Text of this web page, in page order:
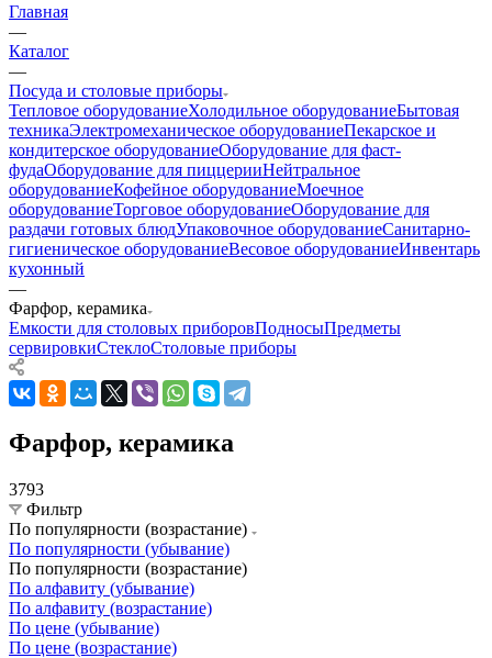
Главная
—
Каталог
—
Посуда и столовые приборы
Тепловое оборудованиеХолодильное оборудованиеБытовая
техникаЭлектромеханическое оборудованиеПекарское и
кондитерское оборудованиеОборудование для фаст-
фудаОборудование для пиццерииНейтральное
оборудованиеКофейное оборудованиеМоечное
оборудованиеТорговое оборудованиеОборудование для
раздачи готовых блюдУпаковочное оборудованиеСанитарно-
гигиеническое оборудованиеВесовое оборудованиеИнвентарь
кухонный
—
Фарфор, керамика
Емкости для столовых приборовПодносыПредметы
сервировкиСтеклоСтоловые приборы
Фарфор, керамика
3793
Фильтр
По популярности (возрастание)
По популярности (убывание)
По популярности (возрастание)
По алфавиту (убывание)
По алфавиту (возрастание)
По цене (убывание)
По цене (возрастание)